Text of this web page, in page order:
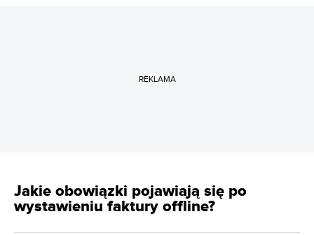
REKLAMA
Jakie obowiązki pojawiają się po
wystawieniu faktury offline?